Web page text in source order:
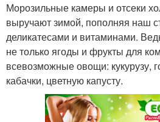
Морозильные камеры и отсеки
выручают зимой, пополняя наш
деликатесами и витаминами.
не только ягоды и фрукты для
всевозможные овощи: кукурузу,
кабачки, цветную капусту.